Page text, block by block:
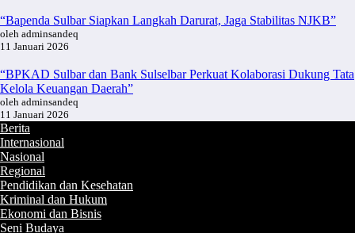
“Bapenda Sulbar Siapkan Langkah Darurat, Jaga Stabilitas NJKB”
oleh adminsandeq
11 Januari 2026
“BPKAD Sulbar dan Bank Sulselbar Perkuat Kolaborasi Dukung Tata
Kelola Keuangan Daerah”
oleh adminsandeq
11 Januari 2026
Berita
Internasional
Nasional
Regional
Pendidikan dan Kesehatan
Kriminal dan Hukum
Ekonomi dan Bisnis
Seni Budaya